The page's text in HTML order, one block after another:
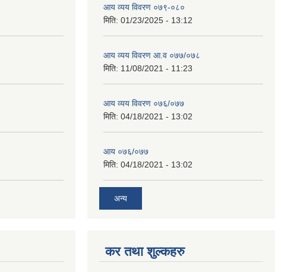
आय व्यय विवरण ०७९-०८०
मिति: 01/23/2025 - 13:12
आय व्यय विवरण आ.व ०७७/०७८
मिति: 11/08/2021 - 11:23
आय व्यय विवरण ०७६/०७७
मिति: 04/18/2021 - 13:02
आय ०७६/०७७
मिति: 04/18/2021 - 13:02
अन्य
कर तथा शुल्कहरु